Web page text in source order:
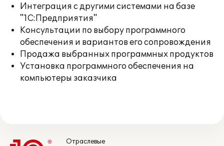
Интеграция с другими системами на базе
"1С:Предприятия"
Консультации по выбору программного
обеспечения и вариантов его сопровождения
Продажа выбранных программных продуктов
Установка программного обеспечения на
компьютеры заказчика
Отраслевые